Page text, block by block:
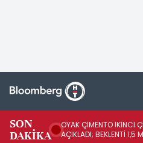
SON
DAKİKA
OYAK ÇİMENTO İKİNCİ
AÇIKLADI; BEKLENTİ 1,5